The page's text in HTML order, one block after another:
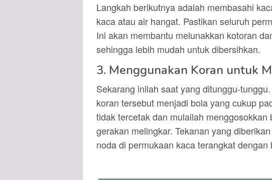
Langkah berikutnya adalah membasahi
kaca atau air hangat. Pastikan seluruh
Ini akan membantu melunakkan kotoran
sehingga lebih mudah untuk dibersihkan.
3. Menggunakan Koran untuk
Sekarang inilah saat yang ditunggu-
koran tersebut menjadi bola yang cukup
tidak tercetak dan mulailah
gerakan melingkar. Tekanan yang
noda di permukaan kaca terangkat dengan